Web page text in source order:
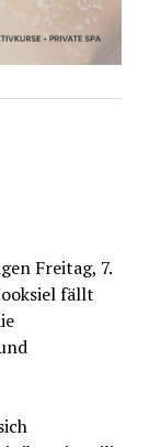
Freitag, 7.
fällt